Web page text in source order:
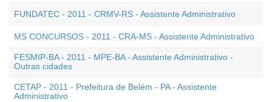
FUNDATEC - 2011 - CRMV-RS - Assistente Administrativo
MS CONCURSOS - 2011 - CRA-MS - Assistente Administrativo
FESMIP-BA - 2011 - MPE-BA - Assistente Administrativo -
Outras cidades
CETAP - 2011 - Prefeitura de Belém - PA - Assistente
Administrativo